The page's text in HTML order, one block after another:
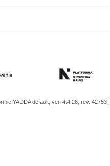
YADDAdefault, ver. 4.4.26, rev. 42753 |